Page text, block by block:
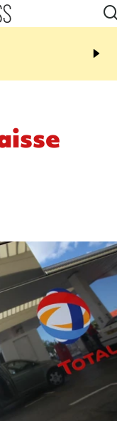
17:17
Angeles, un homme vit